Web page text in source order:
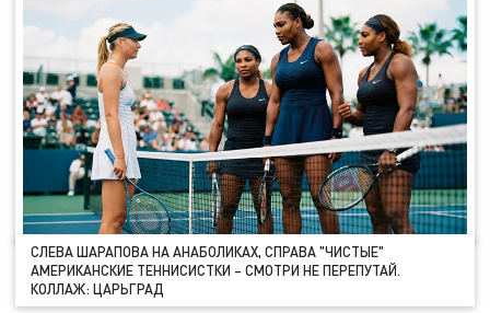
СЛЕВА ШАРАПОВА НА АНАБОЛИКАХ, СПРАВА "ЧИСТЫЕ"
АМЕРИКАНСКИЕ ТЕННИСИСТКИ – СМОТРИ НЕ ПЕРЕПУТАЙ.
КОЛЛАЖ: ЦАРЬГРАД